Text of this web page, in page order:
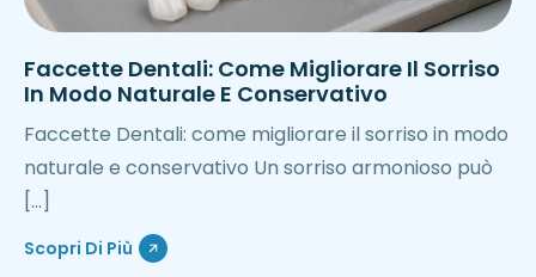
Faccette Dentali: Come Migliorare Il Sorriso
In Modo Naturale E Conservativo
Faccette Dentali: come migliorare il sorriso in modo
naturale e conservativo Un sorriso armonioso può
[…]
Scopri Di Più